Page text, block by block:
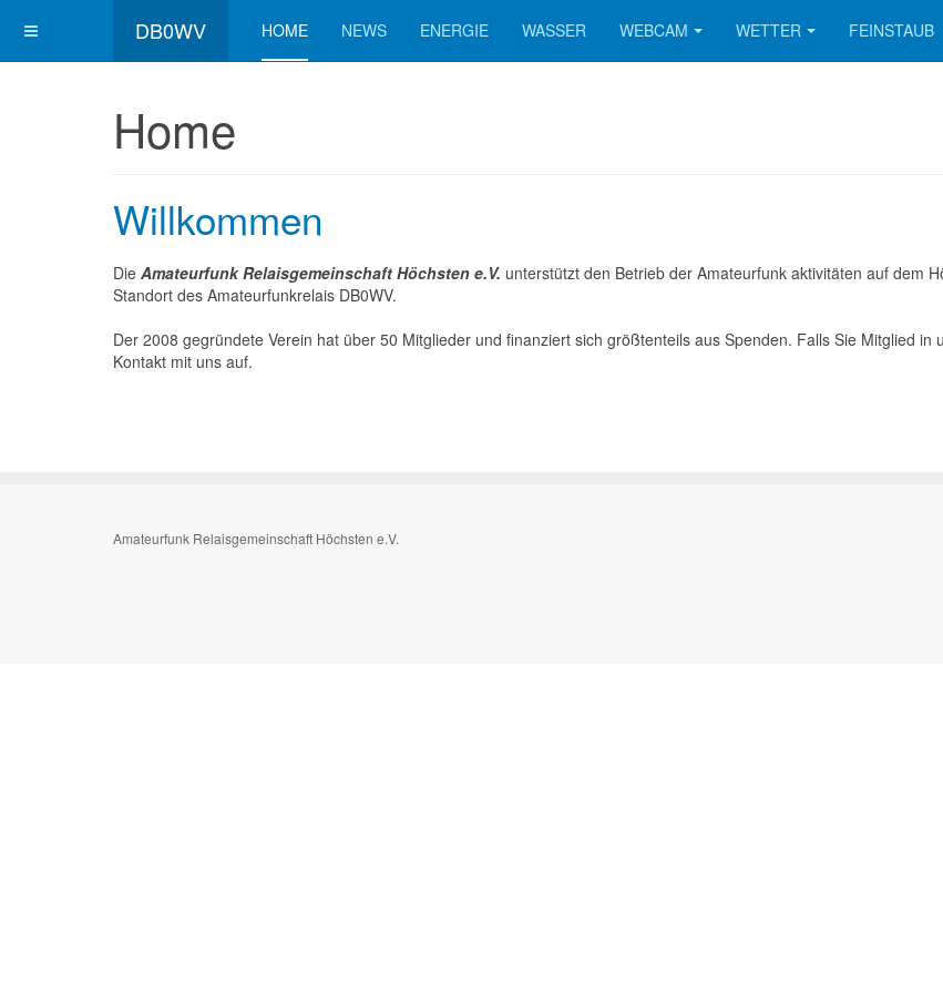
DB0WV HOME NEWS ENERGIE WASSER WEBCAM WETTER FEINSTAUB
Home
Willkommen
Die Amateurfunk Relaisgemeinschaft Höchsten e.V. unterstützt den Betrieb der Amateurfunk aktivitäten auf dem
Standort des Amateurfunkrelais DB0WV.
Der 2008 gegründete Verein hat über 50 Mitglieder und finanziert sich größtenteils aus Spenden. Falls Sie Mitglied
Kontakt mit uns auf.
Amateurfunk Relaisgemeinschaft Höchsten e.V.